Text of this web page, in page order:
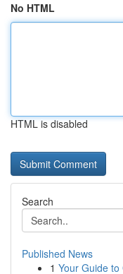
No HTML
HTML is disabled
Search
Published News
1 Your Guide